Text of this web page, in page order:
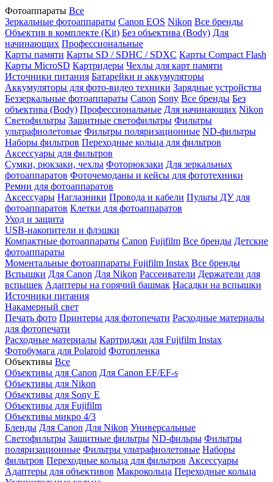
Фотоаппараты Все
Зеркальные фотоаппараты Canon EOS Nikon Все бренды
Объектив в комплекте (Kit) Без объектива (Body) Для
начинающих Профессиональные
Карты памяти Карты SD / SDHC / SDXC Карты Compact Flash
Карты MicroSD Картридеры Чехлы для карт памяти
Источники питания Батарейки и аккумуляторы
Аккумуляторы для фото-видео техники Зарядные устройства
Беззеркальные фотоаппараты Canon Sony Все бренды Без
объектива (Body) Профессиональные Для начинающих Nikon
Светофильтры Защитные светофильтры Фильтры
ультрафиолетовые Фильтры поляризационные ND-фильтры
Наборы фильтров Переходные кольца для фильтров
Аксессуары для фильтров
Сумки, рюкзаки, чехлы Фоторюкзаки Для зеркальных
фотоаппаратов Фоточемоданы и кейсы для фототехники
Ремни для фотоаппаратов
Аксессуары Наглазники Провода и кабели Пульты ДУ для
фотоаппаратов Клетки для фотоаппаратов
Уход и защита
USB-накопители и флэшки
Компактные фотоаппараты Canon Fujifilm Все бренды Детские
фотоаппараты
Моментальные фотоаппараты Fujifilm Instax Все бренды
Вспышки Для Canon Для Nikon Рассеиватели Держатели для
вспышек Адаптеры на горячий башмак Насадки на вспышки
Источники питания
Накамерный свет
Печать фото Принтеры для фотопечати Расходные материалы
для фотопечати
Расходные материалы Картриджи для Fujifilm Instax
Фотобумага для Polaroid Фотопленка
Объективы Все
Объективы для Canon Для Canon EF/EF-s
Объективы для Nikon
Объективы для Sony E
Объективы для Fujifilm
Объективы микро 4/3
Бленды Для Canon Для Nikon Универсальные
Светофильтры Защитные фильтры ND-фильры Фильтры
поляризационные Фильтры ультрафиолетовые Наборы
фильтров Переходные кольца для фильтров Аксессуары
Адаптеры для объективов Макрокольца Переходные кольца